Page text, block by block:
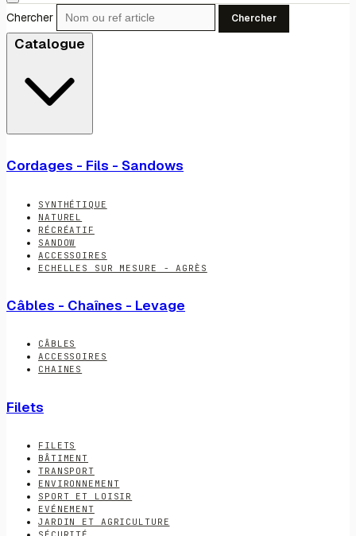
Chercher Chercher
Catalogue
Cordages - Fils - Sandows
SYNTHÉTIQUE
NATUREL
RÉCRÉATIF
SANDOW
ACCESSOIRES
ECHELLES SUR MESURE - AGRÈS
Câbles - Chaînes - Levage
CÂBLES
ACCESSOIRES
CHAINES
Filets
FILETS
BÂTIMENT
TRANSPORT
ENVIRONNEMENT
SPORT ET LOISIR
EVÉNEMENT
JARDIN ET AGRICULTURE